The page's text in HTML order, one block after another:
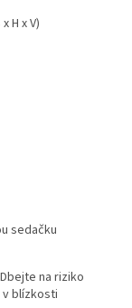
H x V)
sedačku
na riziko
blízkosti